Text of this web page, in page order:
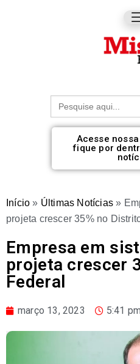
Procurar:
Acesse
fique por
Início » Últimas Notícias »
projeta crescer 35% no
Empresa em
projeta crescer
Federal
março 13, 2023 5:41 pm